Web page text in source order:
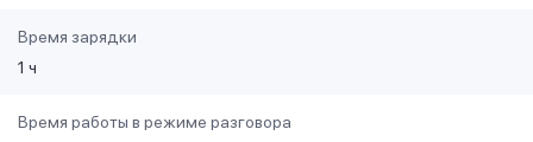
Время зарядки
1 ч
Время работы в режиме разговора